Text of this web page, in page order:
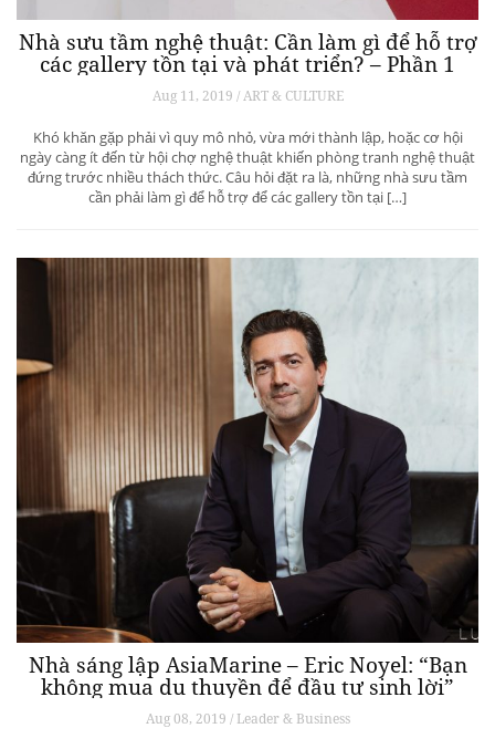
Nhà sưu tầm nghệ thuật: Cần làm gì để hỗ trợ
các gallery tồn tại và phát triển? – Phần 1
Aug 11, 2019 / ART & CULTURE
Khó khăn gặp phải vì quy mô nhỏ, vừa mới thành lập, hoặc cơ hội
ngày càng ít đến từ hội chợ nghệ thuật khiến phòng tranh nghệ thuật
đứng trước nhiều thách thức. Câu hỏi đặt ra là, những nhà sưu tầm
cần phải làm gì để hỗ trợ để các gallery tồn tại […]
Nhà sáng lập AsiaMarine – Eric Noyel: “Bạn
không mua du thuyền để đầu tư sinh lời”
Aug 08, 2019 / Leader & Business